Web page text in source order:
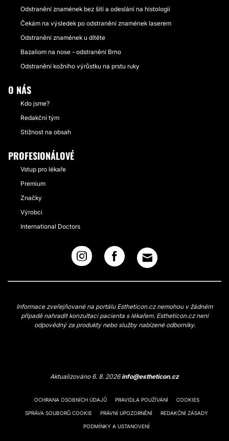
Odstranění znamének bez šití a odeslání na histologii
Čekám na výsledek po odstranění znamének laserem
Odstranění znamének u dítěte
Bazaliom na nose - odstranění Brno
Odstranění kožního výrůstku na prstu ruky
O NÁS
Kdo jsme?
Redakční tým
Stížnost na obsah
PROFESIONÁLOVÉ
Vstup pro lékaře
Premium
Značky
Výrobci
International Doctors
Informace zveřejňované na portálu Estheticon.cz nemohou v žádném
případě nahradit konzultaci pacienta s lékařem. Estheticon.cz není
odpovědný za produkty nebo služby nabízené odborníky.
Aktualizováno 6. 8. 2026info@estheticon.cz
OCHRANA OSOBNÍCH ÚDAJŮ PRAVIDLA POUŽÍVÁNÍ COOKIES
SPRÁVA SOUBORŮ COOKIE PRÁVNÍ UPOZORNĚNÍ REDAKČNÍ ZÁSADY
PODMÍNKY A USTANOVENÍ